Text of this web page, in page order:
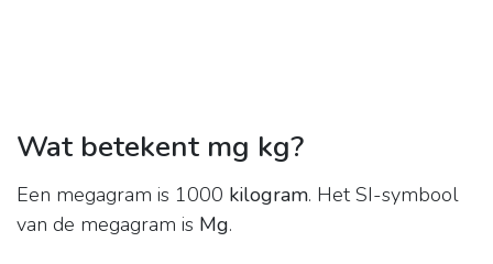
Wat betekent mg kg?
Een megagram is 1000 kilogram. Het SI-symbool
van de megagram is Mg.